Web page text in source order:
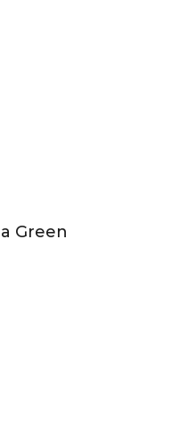
Green